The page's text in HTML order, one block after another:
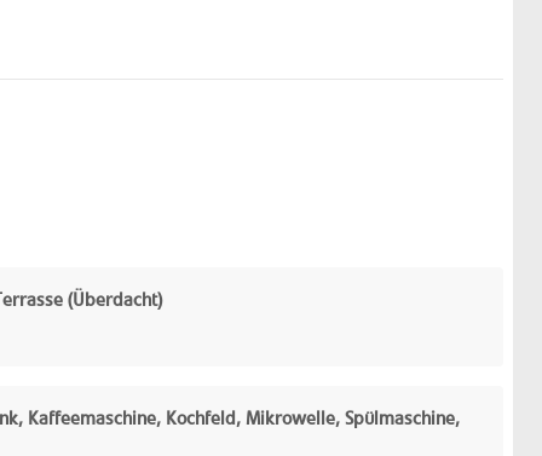
(Überdacht)
Kaffeemaschine, Kochfeld, Mikrowelle, Spülmaschine,